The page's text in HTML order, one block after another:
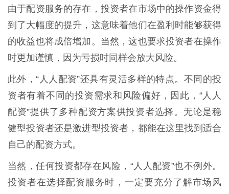
由于配资服务的存在，投资者在市场中的操作资金得
到了大幅度的提升，这意味着他们在盈利时能够获得
的收益也将成倍增加。当然，这也要求投资者在操作
时更加谨慎，因为亏损时同样会放大风险。
此外，“人人配资”还具有灵活多样的特点。不同的投
资者有着不同的投资需求和风险偏好，因此，“人人
配资”提供了多种配资方案供投资者选择。无论是稳
健型投资者还是激进型投资者，都能在这里找到适合
自己的配资方式。
当然，任何投资都存在风险，“人人配资”也不例外。
投资者在选择配资服务时，一定要充分了解市场风